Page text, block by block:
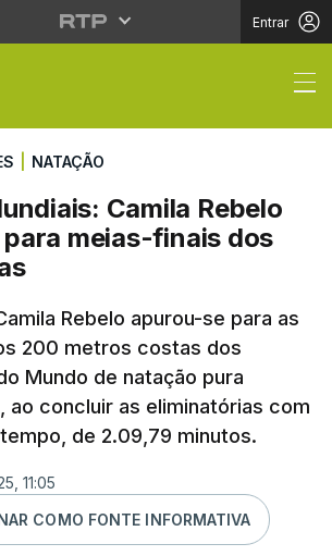
Entrar
Mundiais:
NATAÇÃO
Camila Rebelo
meias-finais dos
Rebelo apurou-se para as
200 metros costas dos
Mundo de natação pura
ao concluir as eliminatórias com
de 2.09,79 minutos.
11:05
COMO FONTE INFORMATIVA